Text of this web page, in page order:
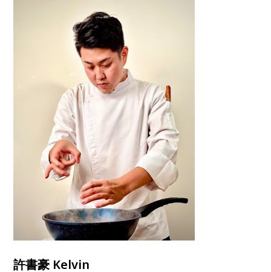
許書豪 Kelvin